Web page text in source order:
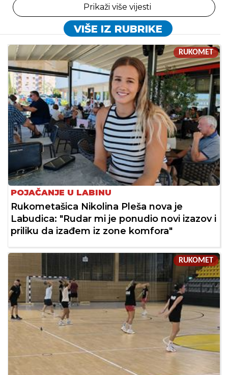
Prikaži više vijesti
VIŠE IZ RUBRIKE
RUKOMET
POJAČANJE U LABINU
Rukometašica Nikolina Pleša nova je
Labudica: "Rudar mi je ponudio novi izazov i
priliku da izađem iz zone komfora"
RUKOMET